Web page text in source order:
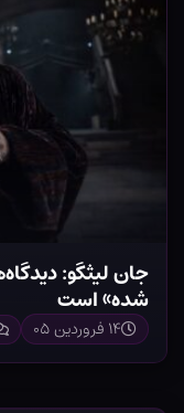
جان لیثگو:
شده» است
۱۴ فروردین ۰۵